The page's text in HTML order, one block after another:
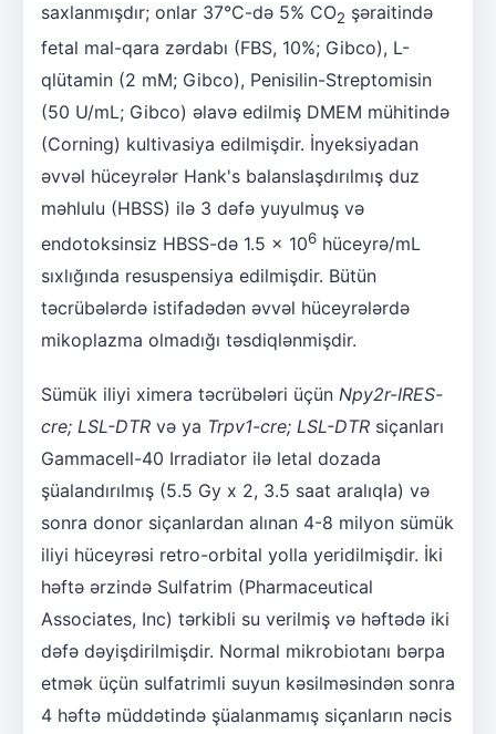
saxlanmışdır; onlar 37°C-də 5% CO2 şəraitində
fetal mal-qara zərdabı (FBS, 10%; Gibco), L-
qlütamin (2 mM; Gibco), Penisilin-Streptomisin
(50 U/mL; Gibco) əlavə edilmiş DMEM mühitində
(Corning) kultivasiya edilmişdir. İnyeksiyadan
əvvəl hüceyrələr Hank's balanslaşdırılmış duz
məhlulu (HBSS) ilə 3 dəfə yuyulmuş və
endotoksinsiz HBSS-də 1.5 × 106 hüceyrə/mL
sıxlığında resuspensiya edilmişdir. Bütün
təcrübələrdə istifadədən əvvəl hüceyrələrdə
mikoplazma olmadığı təsdiqlənmişdir.
Sümük iliyi ximera təcrübələri üçün Npy2r-IRES-
cre; LSL-DTR və ya Trpv1-cre; LSL-DTR siçanları
Gammacell-40 Irradiator ilə letal dozada
şüalandırılmış (5.5 Gy x 2, 3.5 saat aralıqla) və
sonra donor siçanlardan alınan 4-8 milyon sümük
iliyi hüceyrəsi retro-orbital yolla yeridilmişdir. İki
həftə ərzində Sulfatrim (Pharmaceutical
Associates, Inc) tərkibli su verilmiş və həftədə iki
dəfə dəyişdirilmişdir. Normal mikrobiotanı bərpa
etmək üçün sulfatrimli suyun kəsilməsindən sonra
4 həftə müddətində şüalanmamış siçanların nəcis